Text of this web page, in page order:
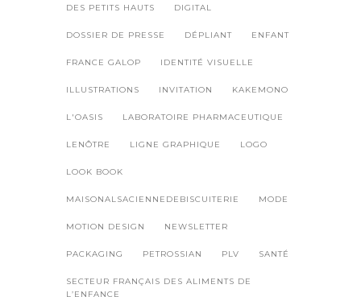
DES PETITS HAUTS DIGITAL
DOSSIER DE PRESSE DÉPLIANT ENFANT
FRANCE GALOP IDENTITÉ VISUELLE
ILLUSTRATIONS INVITATION KAKEMONO
L'OASIS LABORATOIRE PHARMACEUTIQUE
LENÔTRE LIGNE GRAPHIQUE LOGO
LOOK BOOK
MAISONALSACIENNEDEBISCUITERIE MODE
MOTION DESIGN NEWSLETTER
PACKAGING PETROSSIAN PLV SANTÉ
SECTEUR FRANÇAIS DES ALIMENTS DE
L’ENFANCE